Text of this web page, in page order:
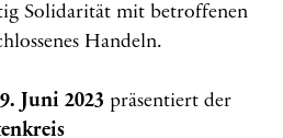
Solidarität mit betroffenen
Handeln.
Juni 2023 präsentiert der